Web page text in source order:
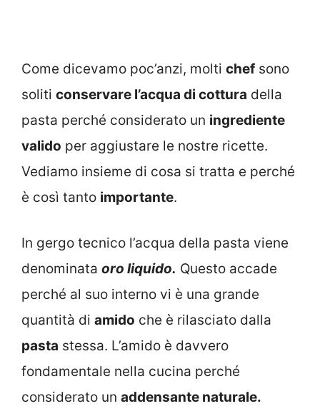
Come dicevamo poc’anzi, molti chef sono
soliti conservare l’acqua di cottura della
pasta perché considerato un ingrediente
valido per aggiustare le nostre ricette.
Vediamo insieme di cosa si tratta e perché
è così tanto importante.
In gergo tecnico l’acqua della pasta viene
denominata oro liquido. Questo accade
perché al suo interno vi è una grande
quantità di amido che è rilasciato dalla
pasta stessa. L’amido è davvero
fondamentale nella cucina perché
considerato un addensante naturale.